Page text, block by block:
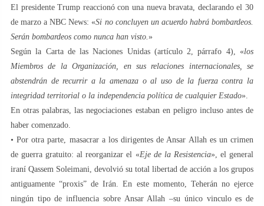
El presidente Trump reaccionó con una nueva bravata, declarando el 30
de marzo a NBC News: «Si no concluyen un acuerdo habrá bombardeos.
Serán bombardeos como nunca han visto. »
Según la Carta de las Naciones Unidas (artículo 2, párrafo 4), «los
Miembros de la Organización, en sus relaciones internacionales, se
abstendrán de recurrir a la amenaza o al uso de la fuerza contra la
integridad territorial o la independencia política de cualquier Estado».
En otras palabras, las negociaciones estaban en peligro incluso antes de
haber comenzado.
• Por otra parte, masacrar a los dirigentes de Ansar Allah es un crimen
de guerra gratuito: al reorganizar el «Eje de la Resistencia», el general
iraní Qassem Soleimani, devolvió su total libertad de acción a los grupos
antiguamente “proxis” de Irán. En este momento, Teherán no ejerce
ningún tipo de influencia sobre Ansar Allah –su único vinculo es de